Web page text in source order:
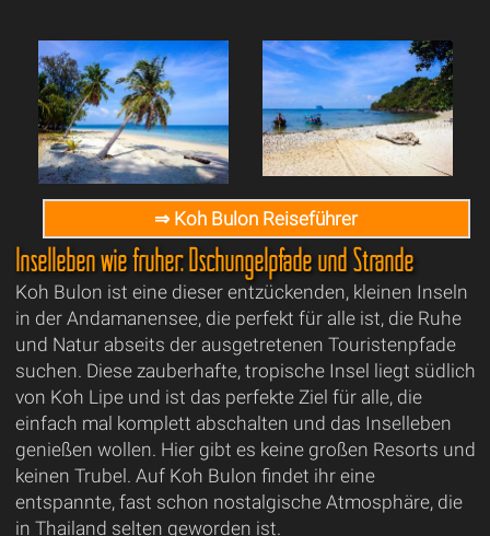
⇒ Koh Bulon Reiseführer
Inselleben wie früher: Dschungelpfade und Strände
Koh Bulon ist eine dieser entzückenden, kleinen Inseln
in der Andamanensee, die perfekt für alle ist, die Ruhe
und Natur abseits der ausgetretenen Touristenpfade
suchen. Diese zauberhafte, tropische Insel liegt südlich
von Koh Lipe und ist das perfekte Ziel für alle, die
einfach mal komplett abschalten und das Inselleben
genießen wollen. Hier gibt es keine großen Resorts und
keinen Trubel. Auf Koh Bulon findet ihr eine
entspannte, fast schon nostalgische Atmosphäre, die
in Thailand selten geworden ist.